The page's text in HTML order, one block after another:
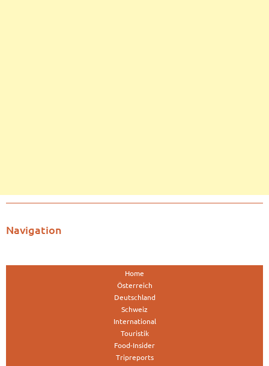
Navigation
Home
Österreich
Deutschland
Schweiz
International
Touristik
Food-Insider
Tripreports